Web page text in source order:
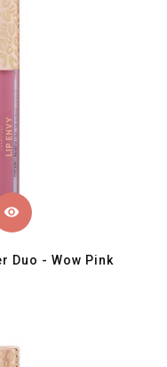
visibility
Duo - Wow Pink